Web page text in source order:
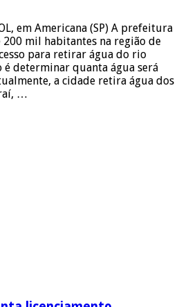
em Americana (SP) A prefeitura
mil habitantes na região de
para retirar água do rio
é determinar quanta água será
a cidade retira água dos
…